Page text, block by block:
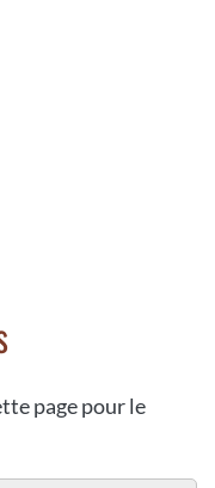
page pour le